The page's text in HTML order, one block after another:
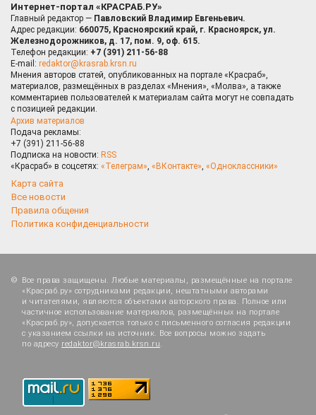
Интернет-портал «КРАСРАБ.РУ»
Главный редактор — Павловский Владимир Евгеньевич.
Адрес редакции: 660075, Красноярский край, г. Красноярск, ул.
Железнодорожников, д. 17, пом. 9, оф. 615.
Телефон редакции: +7 (391) 211-56-88
E-mail: redaktor@krasrab.krsn.ru
Мнения авторов статей, опубликованных на портале «Красраб»,
материалов, размещённых в разделах «Мнения», «Молва», а также
комментариев пользователей к материалам сайта могут не совпадать
с позицией редакции.
Архив материалов
Подача рекламы:
+7 (391) 211-56-88
Подписка на новости: RSS
«Красраб» в соцсетях: «Телеграм», «ВКонтакте», «Одноклассники»
Карта сайта
Все новости
Правила общения
Политика конфиденциальности
Все права защищены. Любые материалы, размещённые на портале
«Красраб.ру» сотрудниками редакции, нештатными авторами
и читателями, являются объектами авторского права. Полное или
частичное использование материалов, размещённых на портале
«Красраб.ру», допускается только с письменного согласия редакции
с указанием ссылки на источник. Все вопросы можно задать
по адресу redaktor@krasrab.krsn.ru.